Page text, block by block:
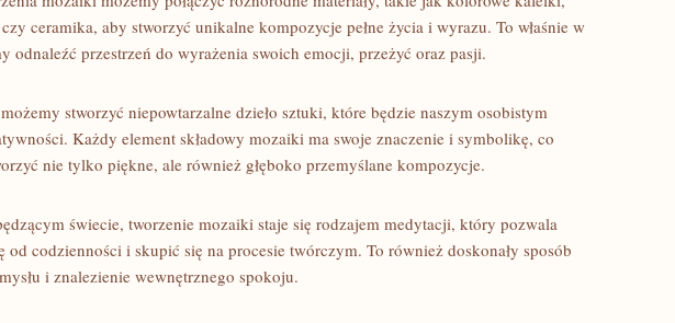
ceramika, aby stworzyć unikalne kompozycje pełne życia i wyrazu. ⁤To właśnie w
odnaleźć przestrzeń do wyrażenia ⁢swoich ​emocji, przeżyć ​oraz pasji.
stworzyć niepowtarzalne dzieło sztuki, które ‌będzie naszym osobistym
Każdy⁤ element składowy mozaiki ma swoje‌ znaczenie i ⁢symbolikę,‌ co
nie tylko ⁤piękne, ale‍ również głęboko przemyślane kompozycje.
świecie, tworzenie⁤ mozaiki​ staje się​ rodzajem medytacji, który pozwala
od ‍codzienności i⁣ skupić się ⁤na procesie⁤ twórczym. To‌ również doskonały sposób
i znalezienie wewnętrznego spokoju.